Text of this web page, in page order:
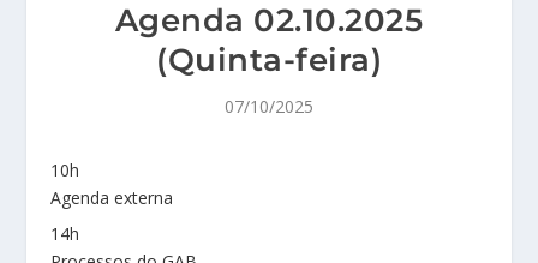
Agenda 02.10.2025
(Quinta-feira)
07/10/2025
10h
Agenda externa
14h